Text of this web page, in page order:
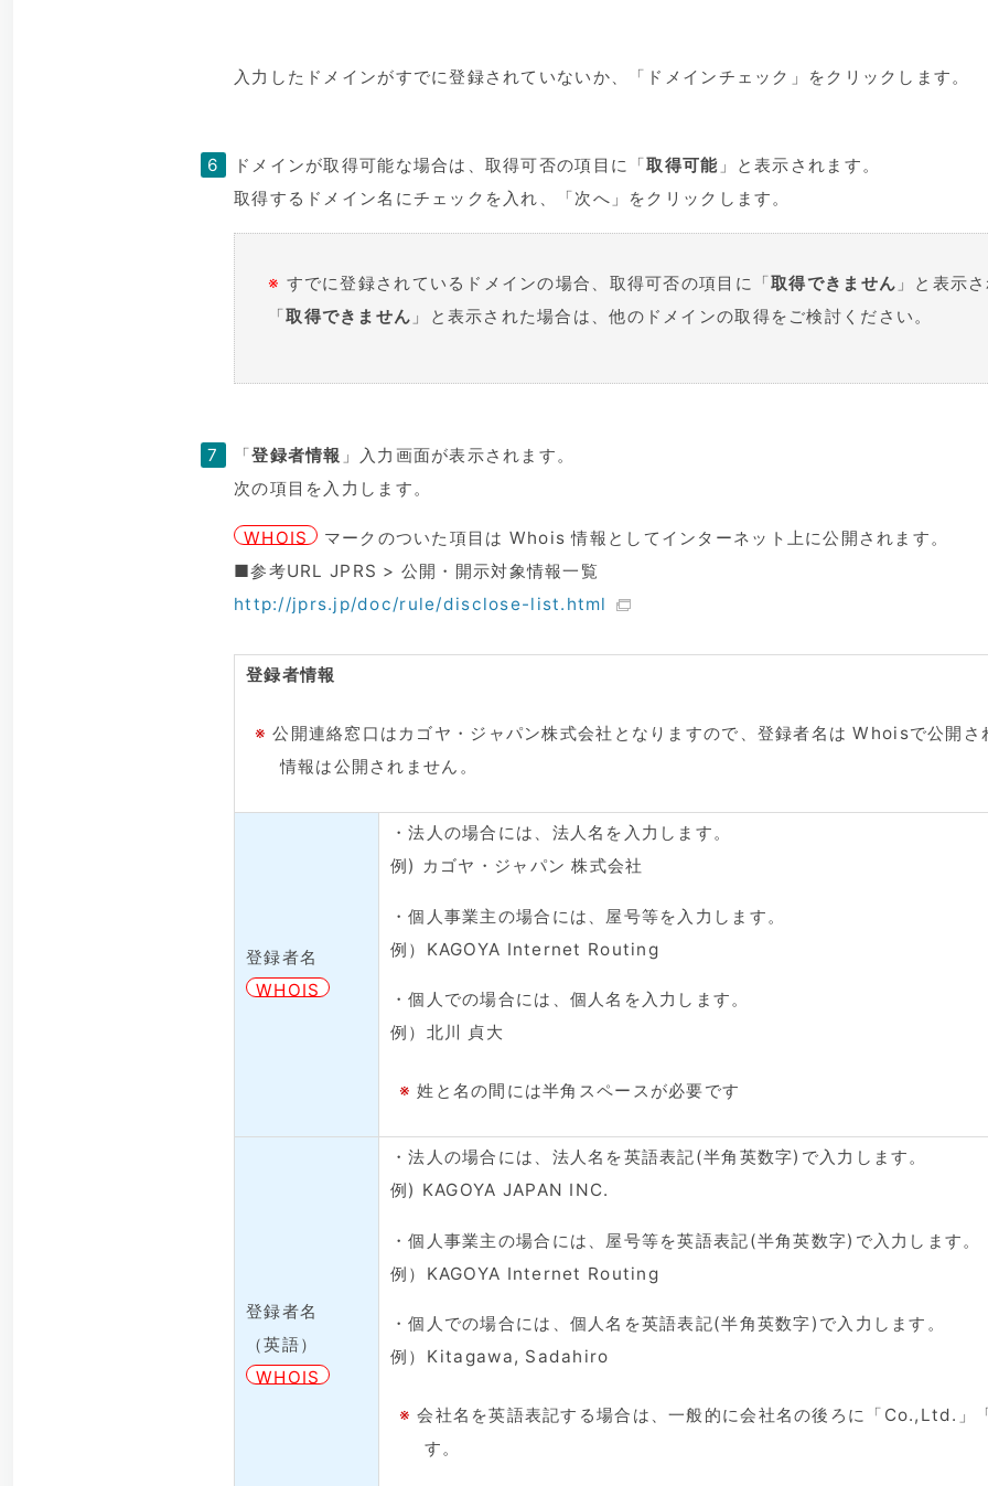
入力したドメインがすでに登録されていないか、「ドメインチェック」をクリックします。
ドメインが取得可能な場合は、取得可否の項目に「取得可能 」と表示されます。
取得するドメイン名にチェックを入れ、「次へ」をクリックします。
※ すでに登録されているドメインの場合、取得可否の項目に「取得できません 」と表示
「取得できません 」と表示された場合は、他のドメインの取得をご検討ください。
「登録者情報 」入力画面が表示されます。
次の項目を入力します。
WHOIS
マークのついた項目は Whois 情報としてインターネット上に公開されます。
■参考URL JPRS > 公開・開示対象情報一覧
http://jprs.jp/doc/rule/disclose-list.html
登録者情報
※公開連絡窓口はカゴヤ・ジャパン株式会社となりますので、登録者名は Whoisで公開
情報は公開されません。
登録者名
WHOIS
・法人の場合には、法人名を入力します。
例) カゴヤ・ジャパン 株式会社
・個人事業主の場合には、屋号等を入力します。
例）KAGOYA Internet Routing
・個人での場合には、個人名を入力します。
例）北川 貞大
※姓と名の間には半角スペースが必要です
登録者名
（英語）
WHOIS
・法人の場合には、法人名を英語表記(半角英数字)で入力します。
例) KAGOYA JAPAN INC.
・個人事業主の場合には、屋号等を英語表記(半角英数字)で入力します。
例）KAGOYA Internet Routing
・個人での場合には、個人名を英語表記(半角英数字)で入力します。
例）Kitagawa, Sadahiro
※会社名を英語表記する場合は、一般的に会社名の後ろに「Co.,Ltd.
す。